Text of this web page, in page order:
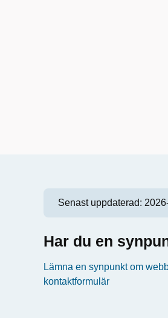
Senast uppdaterad:
Har du en
Lämna en synpunkt om
kontaktformulär